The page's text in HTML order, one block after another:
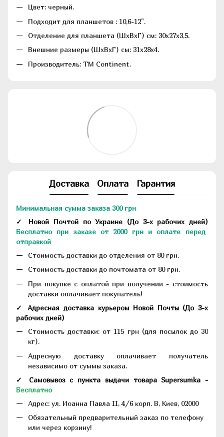
Цвет: черный.
Подходит для планшетов : 10,6-12".
Отделение для планшета (ШхВхГ) см: 30х27x3,5.
Внешние размеры (ШхВхГ) см: 31x28x4.
Производитель: ТМ Continent.
Доставка Оплата Гарантия
Минимальная сумма заказа 300 грн
✓ Новой Почтой по Украине (До 3-х рабочих дней)
Бесплатно при заказе от 2000 грн и оплате перед
отправкой
Стоимость доставки до отделения от 80 грн.
Стоимость доставки до почтомата от 80 грн.
При покупке с оплатой при получении - стоимость
доставки оплачивает покупатель!
✓ Адресная доставка курьером Новой Почты (До 3-х
рабочих дней)
Стоимость доставки: от 115 грн (для посылок до 30
кг).
Адресную доставку оплачивает получатель
независимо от суммы заказа.
✓ Самовывоз с пункта выдачи товара Supersumka -
Бесплатно
Адрес: ул. Иоанна Павла II, 4/6 корп. В, Киев, 02000
Обязательный предварительный заказ по телефону
или через корзину!